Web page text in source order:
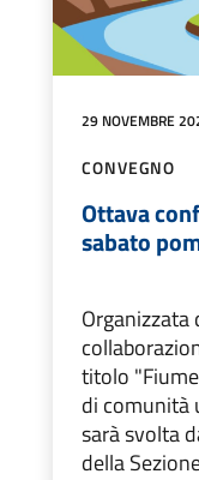
29 NOVEMBRE
CONVEGNO
Ottava
sabato
Organizzata
titolo
di comunità
sarà svolta
della